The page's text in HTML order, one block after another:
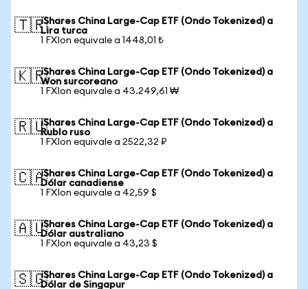
🇹🇷iShares China Large-Cap ETF (Ondo Tokenized) a
Lira turca
1 FXIon equivale a 1448,01 ₺
🇰🇷iShares China Large-Cap ETF (Ondo Tokenized) a
Won surcoreano
1 FXIon equivale a 43.249,61 ₩
🇷🇺iShares China Large-Cap ETF (Ondo Tokenized) a
Rublo ruso
1 FXIon equivale a 2522,32 ₽
🇨🇦iShares China Large-Cap ETF (Ondo Tokenized) a
Dólar canadiense
1 FXIon equivale a 42,59 $
🇦🇺iShares China Large-Cap ETF (Ondo Tokenized) a
Dólar australiano
1 FXIon equivale a 43,23 $
🇸🇬iShares China Large-Cap ETF (Ondo Tokenized) a
Dólar de Singapur